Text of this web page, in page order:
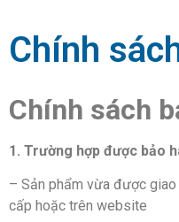
Chính
Chính sách
1. Trường hợp được bảo
– Sản phẩm vừa được
cấp hoặc trên website